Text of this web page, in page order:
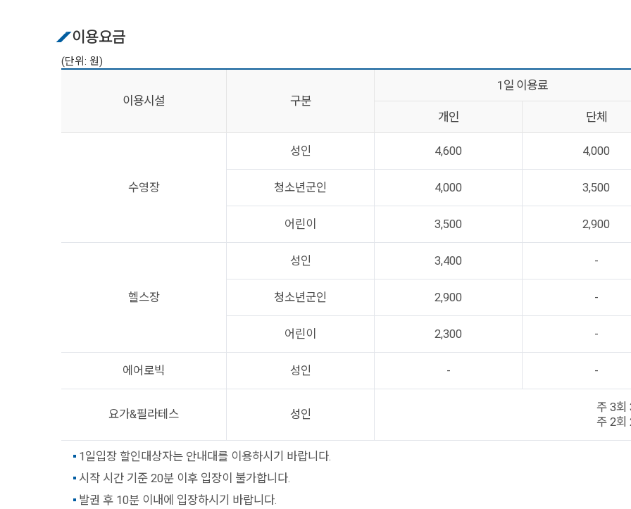
이용요금
(단위: 원)
이용시설 구분
1일 이용료
개인
단체
수영장
성인 4,600 4,000
청소년군인 4,000 3,500
어린이 3,500 2,900
헬스장
성인 3,400 -
청소년군인 2,900 -
어린이 2,300 -
에어로빅 성인 - -
요가&필라테스 성인
주 3회
주 2회
1일입장 할인대상자는 안내대를 이용하시기 바랍니다.
시작 시간 기준 20분 이후 입장이 불가합니다.
발권 후 10분 이내에 입장하시기 바랍니다.